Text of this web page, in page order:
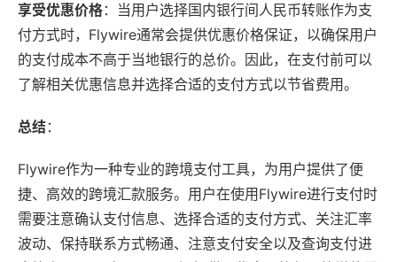
享受优惠价格：当用户选择国内银行间人民币转账作为支
付方式时，Flywire通常会提供优惠价格保证，以确保用户
的支付成本不高于当地银行的总价。因此，在支付前可以
了解相关优惠信息并选择合适的支付方式以节省费用。
总结：
Flywire作为一种专业的跨境支付工具，为用户提供了便
捷、高效的跨境汇款服务。用户在使用Flywire进行支付时
需要注意确认支付信息、选择合适的支付方式、关注汇率
波动、保持联系方式畅通、注意支付安全以及查询支付进